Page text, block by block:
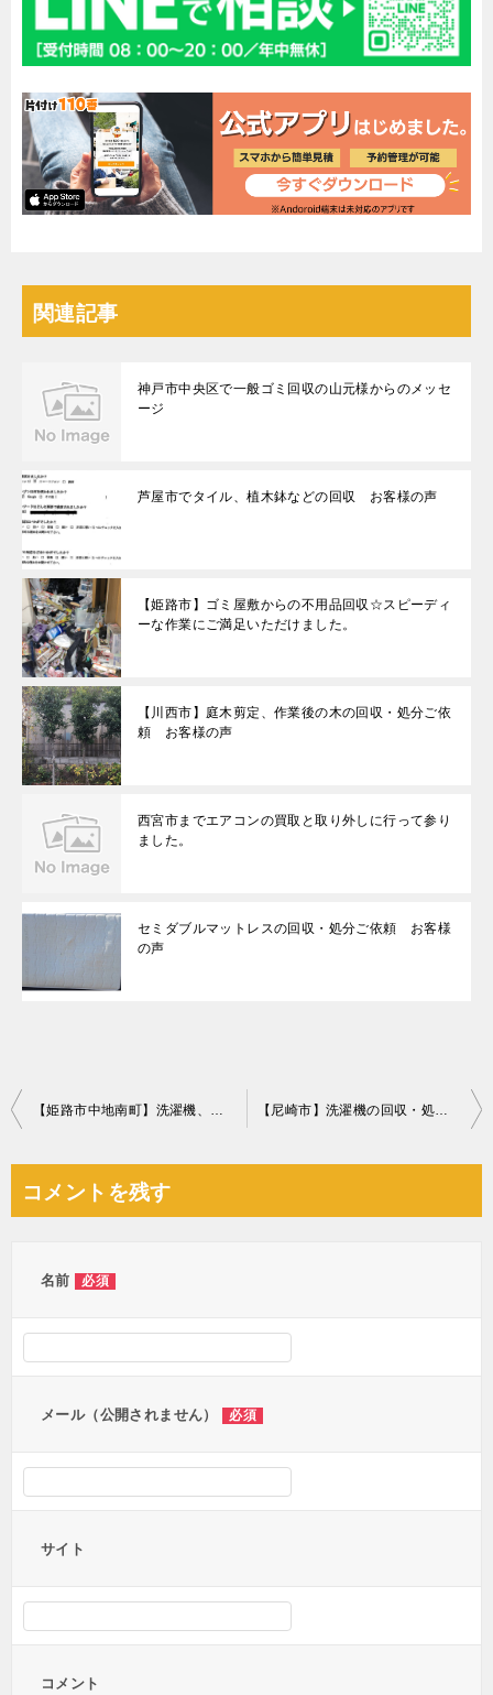
関連記事
神戸市中央区で一般ゴミ回収の山元様からのメッセ
ージ
芦屋市でタイル、植木鉢などの回収 お客様の声
【姫路市】ゴミ屋敷からの不用品回収☆スピーディ
ーな作業にご満足いただけました。
【川西市】庭木剪定、作業後の木の回収・処分ご依
頼 お客様の声
西宮市までエアコンの買取と取り外しに行って参り
ました。
セミダブルマットレスの回収・処分ご依頼 お客様
の声
投
ビ
【姫路市中地南町】洗濯機、カラーボックス、座椅子等の回収・処分 【尼崎市】洗濯機の回収・処分ご依頼 お客様の声
コメントを残す
名前 必須
メール（公開されません） 必須
サイト
コメント